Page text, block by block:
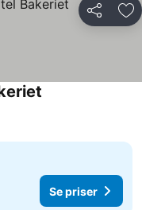
Del
Se priser